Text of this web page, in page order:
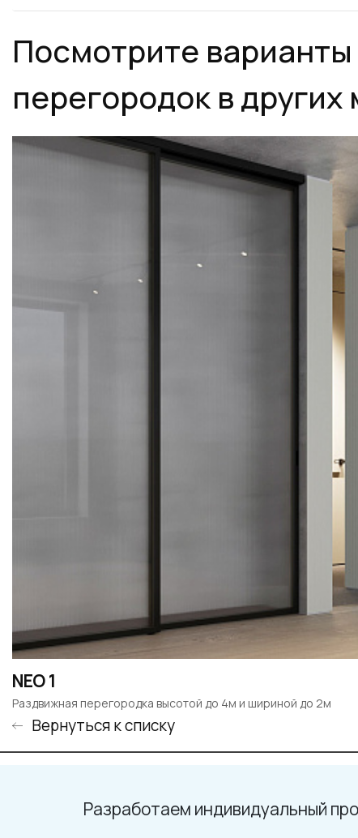
Посмотрите
перегородок в других
NEO 1
Раздвижная перегородка высотой до 4м и шириной до 2м
Вернуться к списку
Разработаем индивидуальный